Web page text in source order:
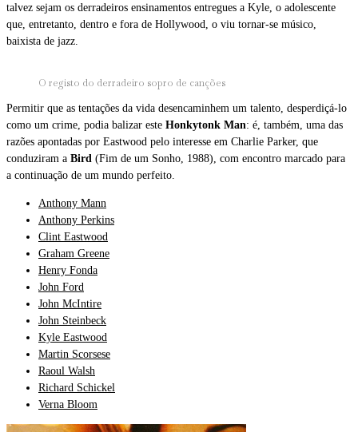
talvez sejam os derradeiros ensinamentos entregues a Kyle, o adolescente
que, entretanto, dentro e fora de Hollywood, o viu tornar-se músico,
baixista de jazz.
O registo do derradeiro sopro de canções
Permitir que as tentações da vida desencaminhem um talento, desperdiçá-lo
como um crime, podia balizar este Honkytonk Man: é, também, uma das
razões apontadas por Eastwood pelo interesse em Charlie Parker, que
conduziram a Bird (Fim de um Sonho, 1988), com encontro marcado para
a continuação de um mundo perfeito.
Anthony Mann
Anthony Perkins
Clint Eastwood
Graham Greene
Henry Fonda
John Ford
John McIntire
John Steinbeck
Kyle Eastwood
Martin Scorsese
Raoul Walsh
Richard Schickel
Verna Bloom